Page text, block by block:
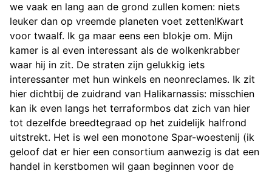
we vaak en lang aan de grond zullen komen: niets
leuker dan op vreemde planeten voet zetten!Kwart
voor twaalf. Ik ga maar eens een blokje om. Mijn
kamer is al even interessant als de wolkenkrabber
waar hij in zit. De straten zijn gelukkig iets
interessanter met hun winkels en neonreclames. Ik zit
hier dichtbij de zuidrand van Halikarnassis: misschien
kan ik even langs het terraformbos dat zich van hier
tot dezelfde breedtegraad op het zuidelijk halfrond
uitstrekt. Het is wel een monotone Spar-woestenij (ik
geloof dat er hier een consortium aanwezig is dat een
handel in kerstbomen wil gaan beginnen voor de